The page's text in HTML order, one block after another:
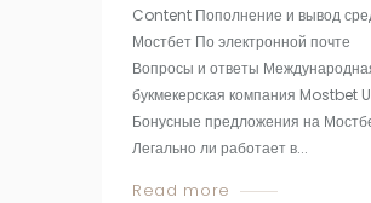
Content Пополнение и вывод
Мостбет По электронной почте
Вопросы и ответы
букмекерская компания Mostbet
Бонусные предложения на
Легально ли работает в...
Read more